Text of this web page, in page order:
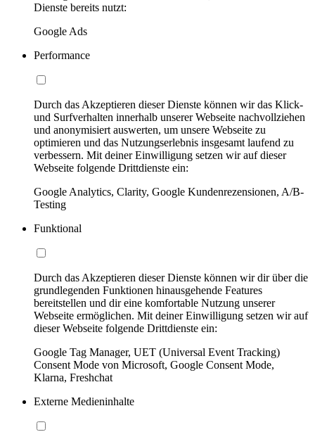
Dienste bereits nutzt:
Google Ads
Performance
Durch das Akzeptieren dieser Dienste können wir das Klick-
und Surfverhalten innerhalb unserer Webseite nachvollziehen
und anonymisiert auswerten, um unsere Webseite zu
optimieren und das Nutzungserlebnis insgesamt laufend zu
verbessern. Mit deiner Einwilligung setzen wir auf dieser
Webseite folgende Drittdienste ein:
Google Analytics, Clarity, Google Kundenrezensionen, A/B-
Testing
Funktional
Durch das Akzeptieren dieser Dienste können wir dir über die
grundlegenden Funktionen hinausgehende Features
bereitstellen und dir eine komfortable Nutzung unserer
Webseite ermöglichen. Mit deiner Einwilligung setzen wir auf
dieser Webseite folgende Drittdienste ein:
Google Tag Manager, UET (Universal Event Tracking)
Consent Mode von Microsoft, Google Consent Mode,
Klarna, Freshchat
Externe Medieninhalte